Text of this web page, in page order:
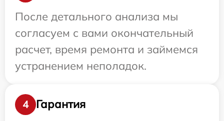
После детального анализа мы
согласуем с вами окончательный
расчет, время ремонта и займемся
устранением неполадок.
4
Гарантия